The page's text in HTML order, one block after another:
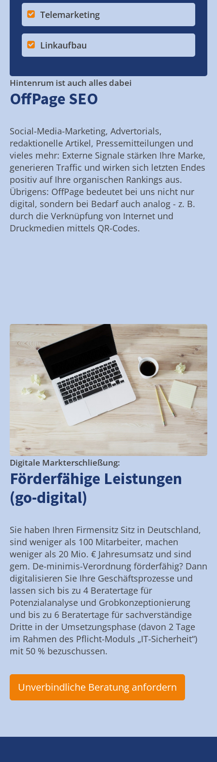
Telemarketing
Linkaufbau
Hintenrum ist auch alles dabei
OffPage SEO
Social-Media-Marketing, Advertorials,
redaktionelle Artikel, Pressemitteilungen und
vieles mehr: Externe Signale stärken Ihre Marke,
generieren Traffic und wirken sich letzten Endes
positiv auf Ihre organischen Rankings aus.
Übrigens: OffPage bedeutet bei uns nicht nur
digital, sondern bei Bedarf auch analog - z. B.
durch die Verknüpfung von Internet und
Druckmedien mittels QR-Codes.
Digitale Markterschließung:
Förderfähige Leistungen
(go-digital)
Sie haben Ihren Firmensitz Sitz in Deutschland,
sind weniger als 100 Mitarbeiter, machen
weniger als 20 Mio. € Jahresumsatz und sind
gem. De-minimis-Verordnung förderfähig? Dann
digitalisieren Sie Ihre Geschäftsprozesse und
lassen sich bis zu 4 Beratertage für
Potenzialanalyse und Grobkonzeptionierung
und bis zu 6 Beratertage für sachverständige
Dritte in der Umsetzungsphase (davon 2 Tage
im Rahmen des Pflicht-Moduls „IT-Sicherheit“)
mit 50 % bezuschussen.
Unverbindliche Beratung anfordern